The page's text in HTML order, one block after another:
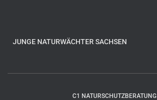
c
JUNGE NATURWÄCHTER SACHSEN
C1 NATURSCHUTZBERATUNG